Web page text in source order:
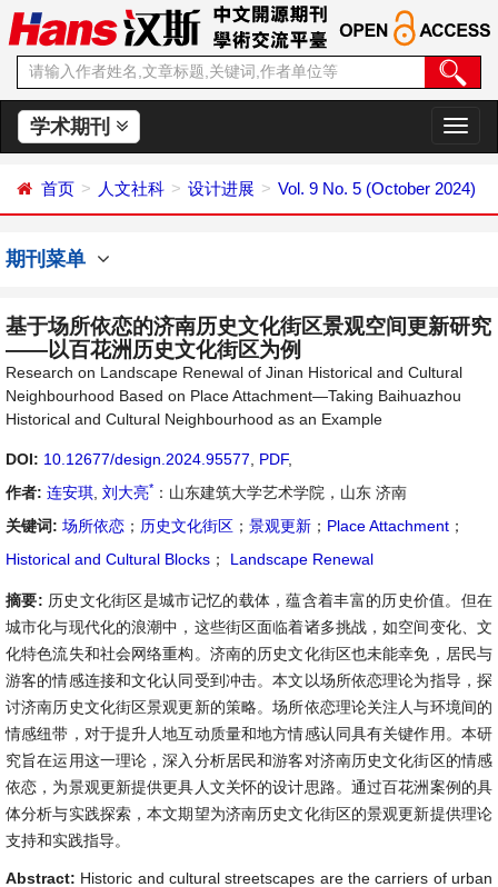
学术期刊
切
换
航
首页 人文社科 设计进展 Vol. 9 No. 5 (October 2024)
期刊菜单
基于场所依恋的济南历史文化街区景观空间更新研究
——以百花洲历史文化街区为例
Research on Landscape Renewal of Jinan Historical and Cultural
Neighbourhood Based on Place Attachment—Taking Baihuazhou
Historical and Cultural Neighbourhood as an Example
DOI: 10.12677/design.2024.95577 PDF,
作者: 连安琪 刘大亮* ：山东建筑大学艺术学院，山东 济南
关键词: 场所依恋 ； 历史文化街区 ； 景观更新 ； Place Attachment ；
Historical and Cultural Blocks ； Landscape Renewal
摘要: 历史文化街区是城市记忆的载体，蕴含着丰富的历史价值。但在
城市化与现代化的浪潮中，这些街区面临着诸多挑战，如空间变化、文
化特色流失和社会网络重构。济南的历史文化街区也未能幸免，居民与
游客的情感连接和文化认同受到冲击。本文以场所依恋理论为指导，探
讨济南历史文化街区景观更新的策略。场所依恋理论关注人与环境间的
情感纽带，对于提升人地互动质量和地方情感认同具有关键作用。本研
究旨在运用这一理论，深入分析居民和游客对济南历史文化街区的情感
依恋，为景观更新提供更具人文关怀的设计思路。通过百花洲案例的具
体分析与实践探索，本文期望为济南历史文化街区的景观更新提供理论
支持和实践指导。
Abstract: Historic and cultural streetscapes are the carriers of urban